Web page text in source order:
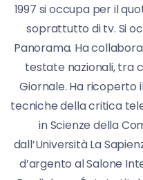
1997 si occupa per il
soprattutto di tv. Si
Panorama. Ha
testate nazionali, tra
Giornale. Ha ricoperto
tecniche della critica
in Scienze della
dall’Università La
d’argento al Salone